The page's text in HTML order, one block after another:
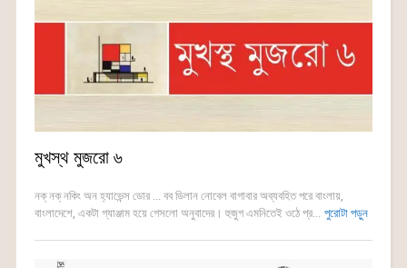
মুখস্থ মুজরো ৬
নক্ নক্ নকিং অন হ্যাভেন্স ডোর ... বব ডিলান নোবেল বাগাবার অব্যবহিত পরে বাংলায়,
বাংলাদেশে, একটা গ্যাঞ্জাম হয়ে গেসলো অনুবাদের। হুজুগ এমনিতেই ওঠে প্র... পুরোটা পড়ুন